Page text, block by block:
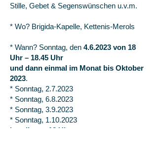
Stille, Gebet & Segenswünschen u.v.m.
* Wo? Brigida-Kapelle, Kettenis-Merols
* Wann? Sonntag, den 4.6.2023 von 18
Uhr – 18.45 Uhr
und dann einmal im Monat bis Oktober
2023.
* Sonntag, 2.7.2023
* Sonntag, 6.8.2023
* Sonntag, 3.9.2023
* Sonntag, 1.10.2023
jeweils um 18 Uhr